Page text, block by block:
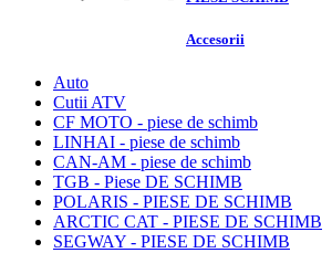
Accesorii
Auto
Cutii ATV
CF MOTO - piese de schimb
LINHAI - piese de schimb
CAN-AM - piese de schimb
TGB - Piese DE SCHIMB
POLARIS - PIESE DE SCHIMB
ARCTIC CAT - PIESE DE SCHIMB
SEGWAY - PIESE DE SCHIMB